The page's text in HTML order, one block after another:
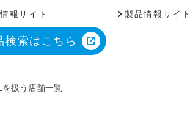
報サイト 製品情報サイト
検索はこちら
扱う店舗一覧